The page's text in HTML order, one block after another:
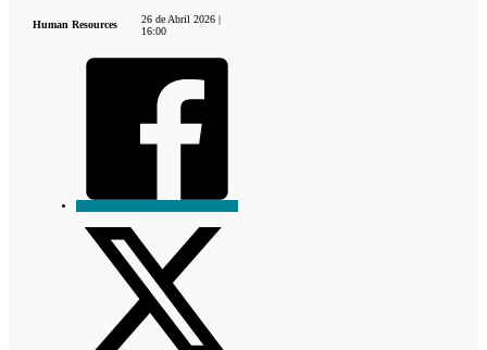
Human Resources
26 de Abril 2026 |
16:00